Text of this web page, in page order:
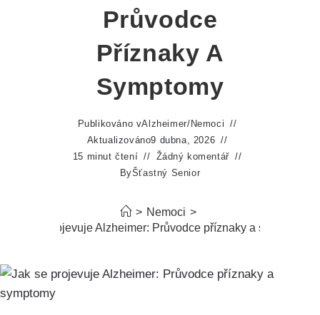
Průvodce
Příznaky A
Symptomy
Publikováno vAlzheimer/ Nemoci
Aktualizováno9 dubna, 2026
15 minut čtení
Žádný komentář
ByŠťastný Senior
> Nemoci >
Jak se projevuje Alzheimer: Průvodce příznaky a symptomy